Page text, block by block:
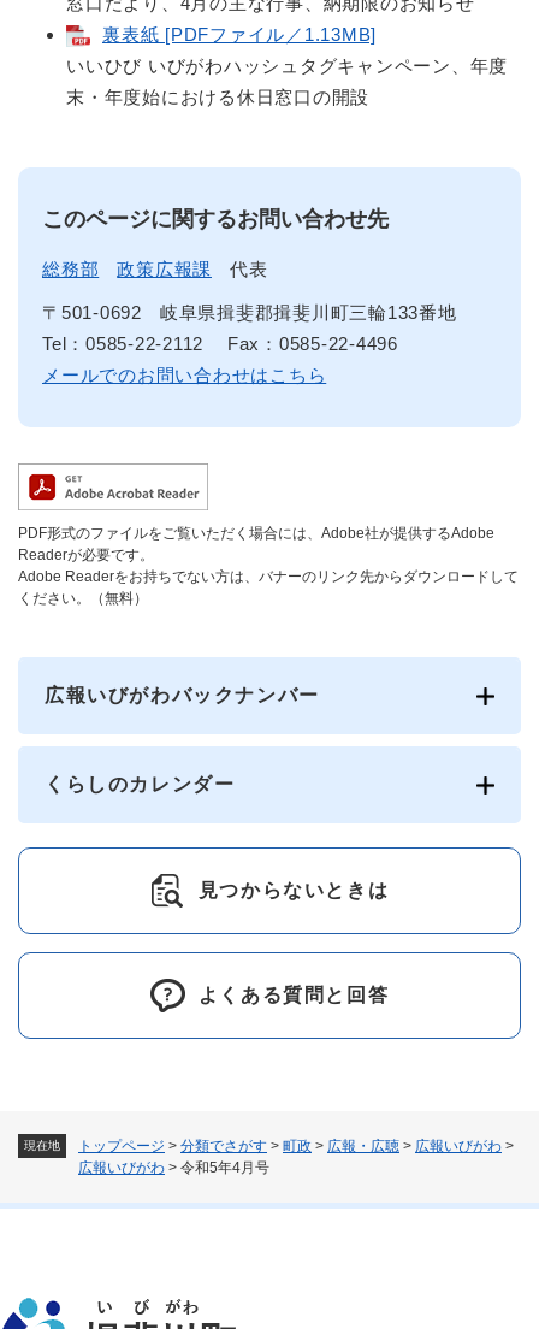
現在地 トップページ > 分類でさがす > 町政 > 広報・広聴 > 広報いびがわ >
広報いびがわ > 令和5年4月号
裏表紙 [PDFファイル／1.13MB]
いいひび いびがわハッシュタグキャンペーン、年度
末・年度始における休日窓口の開設
このページに関するお問い合わせ先
総務部 政策広報課 代表
〒501-0692
岐阜県揖斐郡揖斐川町三輪133番地
Tel：0585-22-2112
Fax：0585-22-4496
メールでのお問い合わせはこちら
PDF形式のファイルをご覧いただく場合には、Adobe社が提供するAdobe
Readerが必要です。
Adobe Readerをお持ちでない方は、バナーのリンク先からダウンロードして
ください。（無料）
広報いびがわバックナンバー
くらしのカレンダー
見つからないときは
よくある質問と回答